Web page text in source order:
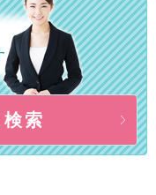
検索